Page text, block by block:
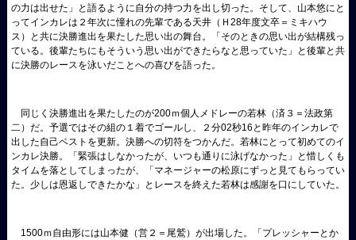
の力は出せた」と語るように自分の持つ力を出し切った。そして、山本悠にと
ってインカレは２年次に憧れの先輩である天井（Ｈ 28年度文卒＝ミキハウ
ス）と共に決勝進出を果たした思い出の舞台。「そのときの思い出が結構残っ
ている。後輩たちにもそういう思い出ができたらなと思っていた」と後輩と共
に決勝のレースを泳いだことへの喜びを語った。
同じく決勝進出を果たしたのが200ｍ個人メドレーの若林（済３＝法政第
二）だ。予選ではその組の１着でゴールし、２分02秒16 と昨年のインカレで
出した自己ベストを更新。決勝への切符をつかんだ。若林にとって初めてのイ
ンカレ決勝。「緊張はしなかったが、いつも通りに泳げなかった」と惜しくも
タイムを落としてしまったが、「マネージャーの松原にずっと見てもらってい
た。少しは恩返しできたかな」とレースを終えた若林は感謝を口にしていた。
1500ｍ自由形には山本健（営２＝尾鷲）が出場した。「プレッシャーとか